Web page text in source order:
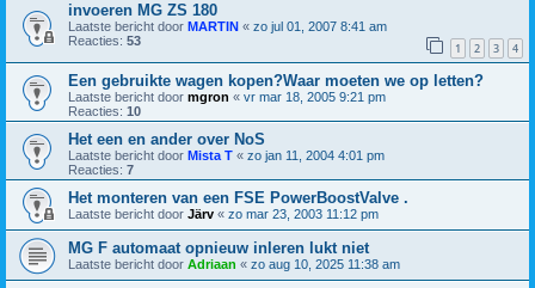
invoeren MG ZS 180
Laatste bericht door MARTIN « zo jul 01, 2007 8:41 am
Reacties: 53 1 2 3 4
Een gebruikte wagen kopen?Waar moeten we op letten?
Laatste bericht door mgron « vr mar 18, 2005 9:21 pm
Reacties: 10
Het een en ander over NoS
Laatste bericht door Mista T « zo jan 11, 2004 4:01 pm
Reacties: 7
Het monteren van een FSE PowerBoostValve .
Laatste bericht door Järv « zo mar 23, 2003 11:12 pm
MG F automaat opnieuw inleren lukt niet
Laatste bericht door Adriaan « zo aug 10, 2025 11:38 am